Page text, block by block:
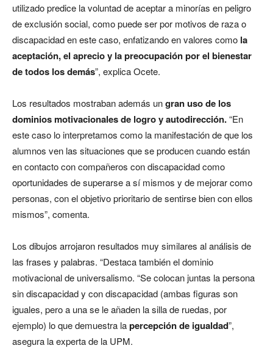
utilizado predice la voluntad de aceptar a minorías en peligro
de exclusión social, como puede ser por motivos de raza o
discapacidad en este caso, enfatizando en valores como la
aceptación, el aprecio y la preocupación por el bienestar
de todos los demás”, explica Ocete.
Los resultados mostraban además ungran uso de los
dominios motivacionales de logro y autodirección.“En
este caso lo interpretamos como la manifestación de que los
alumnos ven las situaciones que se producen cuando están
en contacto con compañeros con discapacidad como
oportunidades de superarse a sí mismos y de mejorar como
personas, con el objetivo prioritario de sentirse bien con ellos
mismos”, comenta.
Los dibujos arrojaron resultados muy similares al análisis de
las frases y palabras. “Destaca también el dominio
motivacional de universalismo. “Se colocan juntas la persona
sin discapacidad y con discapacidad (ambas figuras son
iguales, pero a una se le añaden la silla de ruedas, por
ejemplo) lo que demuestra lapercepción de igualdad”,
asegura la experta de la UPM.